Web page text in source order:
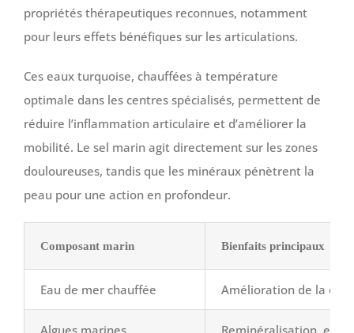
propriétés thérapeutiques reconnues, notamment
pour leurs effets bénéfiques sur les articulations.
Ces eaux turquoise, chauffées à température
optimale dans les centres spécialisés, permettent de
réduire l’inflammation articulaire et d’améliorer la
mobilité. Le sel marin agit directement sur les zones
douloureuses, tandis que les minéraux pénètrent la
peau pour une action en profondeur.
Composant marin Bienfaits principaux
Eau de mer chauffée Amélioration de la
Algues marines Reminéralisation,